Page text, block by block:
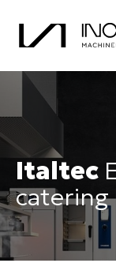
Italtec
catering
LA COMPAÑÍA
SOLUCIONES
TODO SOBRE